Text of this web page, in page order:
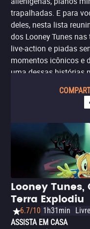
trapalhadas. E para
deles, nesta lista
dos Looney Tunes
live-action e piadas
momentos icônicos e
uma dessas histórias
Looney Tunes,
Terra Explodiu
6.7/10 1h31min Livre
ASSISTA EM CASA